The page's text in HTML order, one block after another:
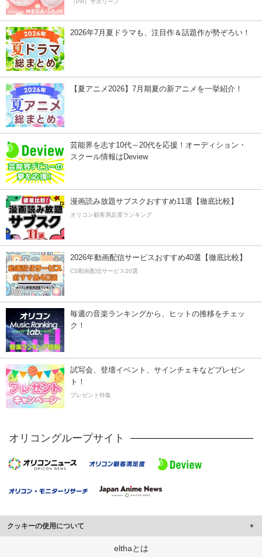
（PR）サボリーノ
2026年7月夏ドラマも、注目作＆話題作が勢ぞろい！
【夏アニメ2026】7月期夏の新アニメを一挙紹介！
芸能界を志す10代～20代を応援！オーディション・
スクール情報はDeview
漫画読み放題サブスクおすすめ11選【徹底比較】
オリコン顧客満足度ランキング
2026年動画配信サービスおすすめ40選【徹底比較】
CS動画配信サービス20選
毎週の音楽ランキングから、ヒットの推移をチェッ
ク！
試写会、登壇イベント、サインチェキなどプレゼン
ト！
プレゼント特集
オリコングループサイト
クッキーの使用について
このサイトでは Cookie を使用して、ユーザーに合わせたコンテンツや広告の
elthaとは